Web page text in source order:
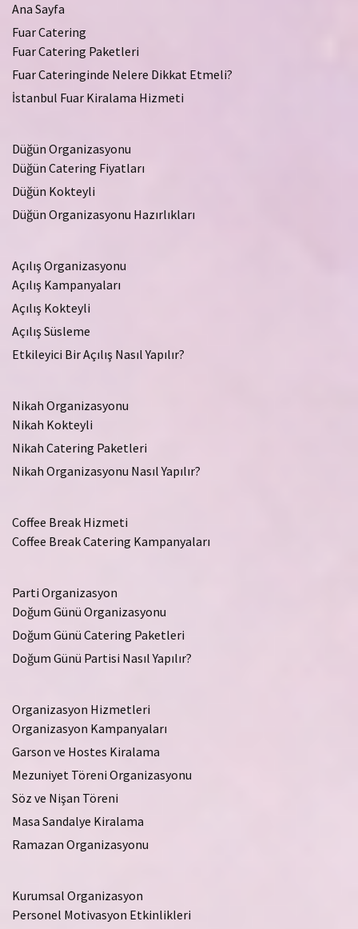
Ana Sayfa
Fuar Catering
Fuar Catering Paketleri
Fuar Cateringinde Nelere Dikkat Etmeli?
İstanbul Fuar Kiralama Hizmeti
Düğün Organizasyonu
Düğün Catering Fiyatları
Düğün Kokteyli
Düğün Organizasyonu Hazırlıkları
Açılış Organizasyonu
Açılış Kampanyaları
Açılış Kokteyli
Açılış Süsleme
Etkileyici Bir Açılış Nasıl Yapılır?
Nikah Organizasyonu
Nikah Kokteyli
Nikah Catering Paketleri
Nikah Organizasyonu Nasıl Yapılır?
Coffee Break Hizmeti
Coffee Break Catering Kampanyaları
Parti Organizasyon
Doğum Günü Organizasyonu
Doğum Günü Catering Paketleri
Doğum Günü Partisi Nasıl Yapılır?
Organizasyon Hizmetleri
Organizasyon Kampanyaları
Garson ve Hostes Kiralama
Mezuniyet Töreni Organizasyonu
Söz ve Nişan Töreni
Masa Sandalye Kiralama
Ramazan Organizasyonu
Kurumsal Organizasyon
Personel Motivasyon Etkinlikleri